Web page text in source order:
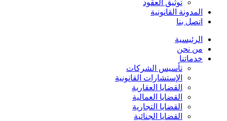
توثيق العقود
المدونة القانونية
اتصل بنا
الرئيسية
من نحن
خدماتنا
تأسيس الشركات
الإستشارات القانونية
القضايا العقارية
القضايا العمالية
القضايا التجارية
القضايا الجنائية